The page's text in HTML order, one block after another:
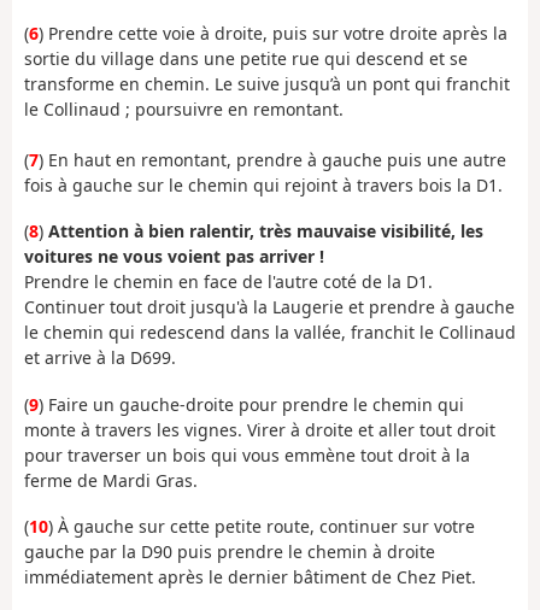
(6) Prendre cette voie à droite, puis sur votre droite après la
sortie du village dans une petite rue qui descend et se
transforme en chemin. Le suive jusqu’à un pont qui franchit
le Collinaud ; poursuivre en remontant.
(7) En haut en remontant, prendre à gauche puis une autre
fois à gauche sur le chemin qui rejoint à travers bois la D1.
(8) Attention à bien ralentir, très mauvaise visibilité, les
voitures ne vous voient pas arriver !
Prendre le chemin en face de l'autre coté de la D1.
Continuer tout droit jusqu'à la Laugerie et prendre à gauche
le chemin qui redescend dans la vallée, franchit le Collinaud
et arrive à la D699.
(9) Faire un gauche-droite pour prendre le chemin qui
monte à travers les vignes. Virer à droite et aller tout droit
pour traverser un bois qui vous emmène tout droit à la
ferme de Mardi Gras.
(10) À gauche sur cette petite route, continuer sur votre
gauche par la D90 puis prendre le chemin à droite
immédiatement après le dernier bâtiment de Chez Piet.